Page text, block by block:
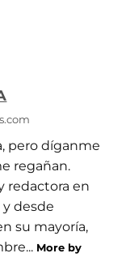
pero díganme
regañan.
redactora en
y desde
su mayoría,
More by